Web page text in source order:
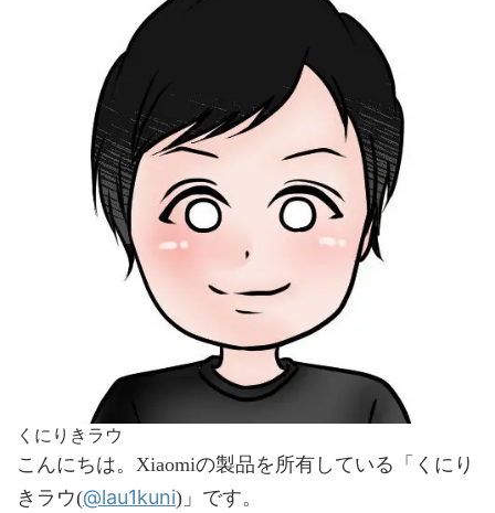
くにりきラウ
こんにちは。Xiaomiの製品を所有している「くにり
きラウ(@lau1kuni)」です。